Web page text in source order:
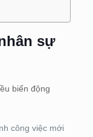
sự
biến động
công việc mới